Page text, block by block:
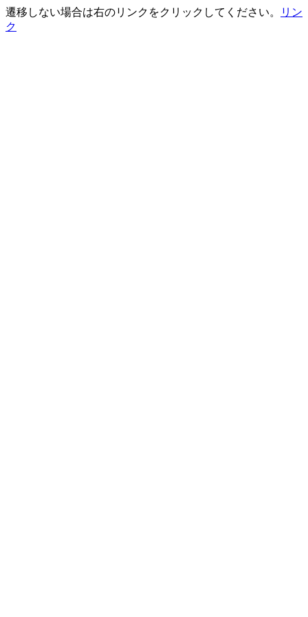
遷移しない場合は右のリンクをクリックしてください。
リン
ク